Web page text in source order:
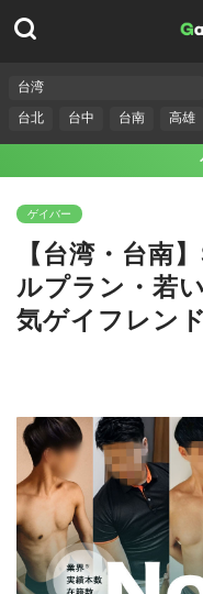
台湾
台北
台中 台南 高雄
ゲイバー
【台湾・台南
ルプラン・若
気ゲイフレン